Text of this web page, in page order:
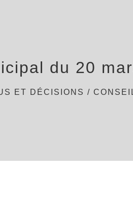
du 20
ET DÉCISIONS /